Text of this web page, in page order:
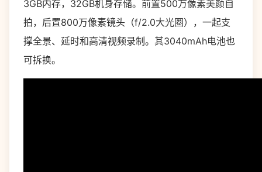
3GB内存，32GB机身存储。前置500万像素美颜自
拍，后置800万像素镜头（f/2.0大光圈），一起支
撑全景、延时和高清视频录制。其3040mAh电池也
可拆换。